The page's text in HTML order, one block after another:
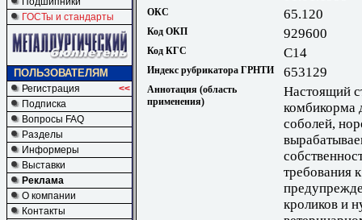
ГОСТы и стандарты
ПОЛЬЗОВАТЕЛЯМ
Регистрация
<<
Подписка
Вопросы FAQ
Разделы
Информеры
Выставки
Реклама
О компании
Контакты
ОКС 65.120
Код ОКП 929600
Код КГС С14
Индекс рубрикатора ГРНТИ 653129
Аннотация (область
применения)
Настоящий
комбикорма
соболей,
требования
кроликов и